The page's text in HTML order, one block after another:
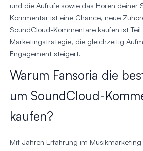
und die Aufrufe sowie das Hören deiner
Kommentar ist eine Chance, neue
SoundCloud-Kommentare kaufen ist
Marketingstrategie, die gleichzeitig
Engagement steigert.
Warum Fansoria die
um SoundCloud-
kaufen?
Mit Jahren Erfahrung im